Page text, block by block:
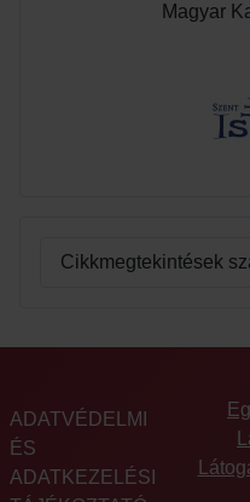
Magyar
Cikkmegtekintések
ADATVÉDELMI
ÉS
ADATKEZELÉSI